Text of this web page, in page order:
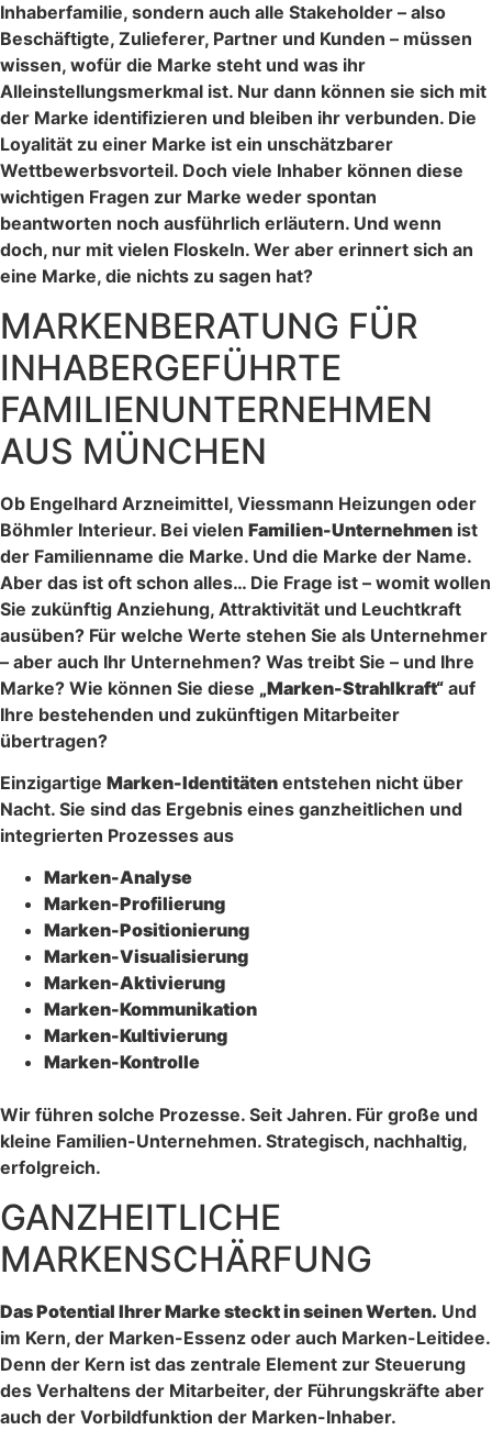
Inhaberfamilie, sondern auch alle Stakeholder – also
Beschäftigte, Zulieferer, Partner und Kunden – müssen
wissen, wofür die Marke steht und was ihr
Alleinstellungsmerkmal ist. Nur dann können sie sich mit
der Marke identifizieren und bleiben ihr verbunden. Die
Loyalität zu einer Marke ist ein unschätzbarer
Wettbewerbsvorteil. Doch viele Inhaber können diese
wichtigen Fragen zur Marke weder spontan
beantworten noch ausführlich erläutern. Und wenn
doch, nur mit vielen Floskeln. Wer aber erinnert sich an
eine Marke, die nichts zu sagen hat?
MARKENBERATUNG FÜR
INHABERGEFÜHRTE
FAMILIENUNTERNEHMEN
AUS MÜNCHEN
Ob Engelhard Arzneimittel, Viessmann Heizungen oder
Böhmler Interieur. Bei vielen Familien-Unternehmen ist
der Familienname die Marke. Und die Marke der Name.
Aber das ist oft schon alles… Die Frage ist – womit wollen
Sie zukünftig Anziehung, Attraktivität und Leuchtkraft
ausüben? Für welche Werte stehen Sie als Unternehmer
– aber auch Ihr Unternehmen? Was treibt Sie – und Ihre
Marke? Wie können Sie diese „Marken-Strahlkraft“ auf
Ihre bestehenden und zukünftigen Mitarbeiter
übertragen?
Einzigartige Marken-Identitäten entstehen nicht über
Nacht. Sie sind das Ergebnis eines ganzheitlichen und
integrierten Prozesses aus
Marken-Analyse
Marken-Profilierung
Marken-Positionierung
Marken-Visualisierung
Marken-Aktivierung
Marken-Kommunikation
Marken-Kultivierung
Marken-Kontrolle
Wir führen solche Prozesse. Seit Jahren. Für große und
kleine Familien-Unternehmen. Strategisch, nachhaltig,
erfolgreich.
GANZHEITLICHE
MARKENSCHÄRFUNG
Das Potential Ihrer Marke steckt in seinen Werten. Und
im Kern, der Marken-Essenz oder auch Marken-Leitidee.
Denn der Kern ist das zentrale Element zur Steuerung
des Verhaltens der Mitarbeiter, der Führungskräfte aber
auch der Vorbildfunktion der Marken-Inhaber.